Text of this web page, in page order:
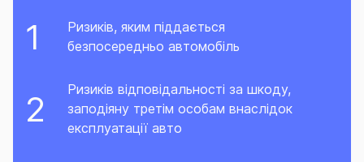
Ризиків, яким піддається
безпосередньо автомобіль
Ризиків відповідальності за шкоду,
заподіяну третім особам внаслідок
експлуатації авто